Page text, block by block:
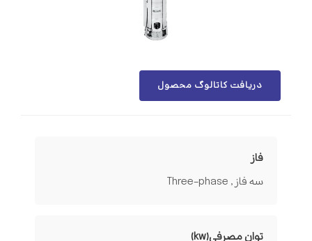
دریافت کاتالوگ محصول
فاز
سه فاز , Three-phase
توان مصرفی(kw)